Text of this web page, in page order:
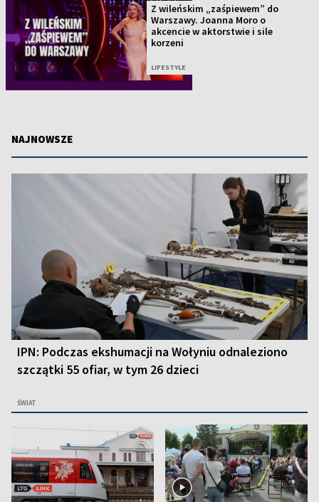
Z wileńskim „zaśpiewem” do
Warszawy. Joanna Moro o
akcencie w aktorstwie i sile
korzeni
LIFESTYLE
NAJNOWSZE
IPN: Podczas ekshumacji na Wołyniu odnaleziono
szczątki 55 ofiar, w tym 26 dzieci
ŚWIAT